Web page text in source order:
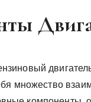
множество